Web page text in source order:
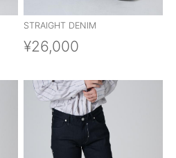
STRAIGHT DENIM
¥26,000